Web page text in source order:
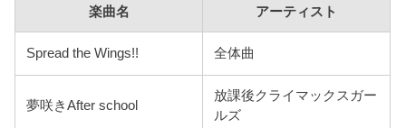
楽曲名 アーティスト
Spread the Wings!! 全体曲
夢咲きAfter school
放課後クライマックスガー
ルズ